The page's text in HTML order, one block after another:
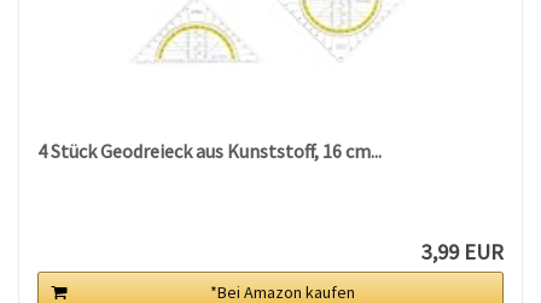
4 Stück Geodreieck aus Kunststoff, 16 cm...
3,99 EUR
*Bei Amazon kaufen